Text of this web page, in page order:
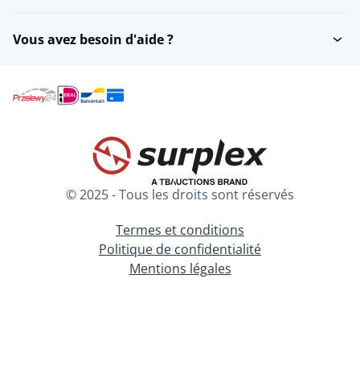
Vous avez besoin d'aide ?
© 2025 - Tous les droits sont réservés
Termes et conditions
Politique de confidentialité
Mentions légales